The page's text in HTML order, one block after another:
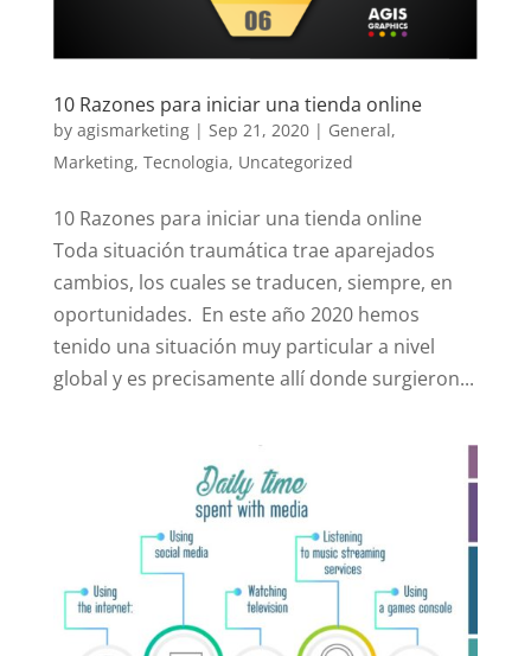
10 Razones para iniciar una tienda online
by agismarketing| Sep 21, 2020| General,
Marketing, Tecnologia, Uncategorized
10 Razones para iniciar una tienda online
Toda situación traumática trae aparejados
cambios, los cuales se traducen, siempre, en
oportunidades. En este año 2020 hemos
tenido una situación muy particular a nivel
global y es precisamente allí donde surgieron...